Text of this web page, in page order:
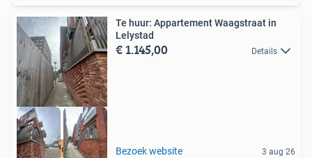
Meer op onze site
Te huur: Appartement Waagstraat in
Lelystad
€ 1.145,00 Details
Bezoek website 3 aug 26